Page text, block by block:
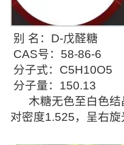
别 名：D-戊醛糖
CAS号：58-86-6
分子式：C5H10O5
分子量：150.13
木糖无色至白色结
对密度1.525，呈右旋